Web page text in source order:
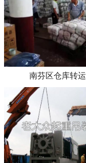
南芬区仓库转运